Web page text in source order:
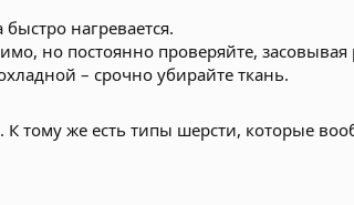
нагревается.
но постоянно проверяйте, засовывая
– срочно убирайте ткань.
К тому же есть типы шерсти, которые